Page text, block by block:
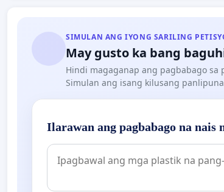
SIMULAN ANG IYONG SARILING
May gusto ka bang
Hindi magaganap ang pagbabago
Simulan ang isang kilusang
Ilarawan ang pagbabago na nais